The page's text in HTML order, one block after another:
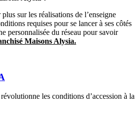
sur les réalisations de l’enseigne
requises pour se lancer à ses côtés
personnalisée du réseau pour savoir
Maisons Alysia.
les conditions d’accession à la